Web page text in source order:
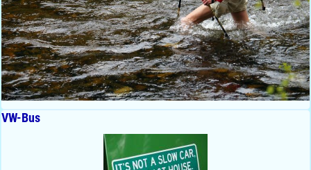
VW-Bus